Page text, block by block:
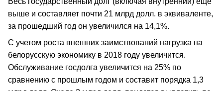
выше и составляет почти 21 млрд долл. в эквиваленте,
за прошедший год он увеличился на 14,1%.
С учетом роста внешних заимствований нагрузка на
белорусскую экономику в 2018 году увеличится.
Обслуживание госдолга увеличится на 25% по
сравнению с прошлым годом и составит порядка 1,3